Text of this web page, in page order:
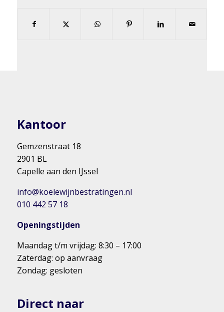
Kantoor
Gemzenstraat 18
2901 BL
Capelle aan den IJssel
info@koelewijnbestratingen.nl
010 442 57 18
Openingstijden
Maandag t/m vrijdag: 8:30 – 17:00
Zaterdag: op aanvraag
Zondag: gesloten
Direct naar